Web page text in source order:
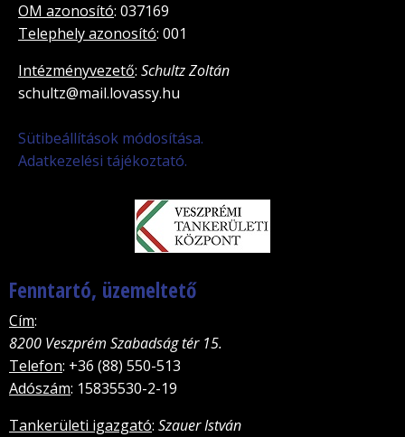
OM azonosító: 037169
Telephely azonosító: 001
Intézményvezető: Schultz Zoltán
schultz@mail.lovassy.hu
Sütibeállítások módosítása.
Adatkezelési tájékoztató.
Fenntartó, üzemeltető
Cím:
8200 Veszprém Szabadság tér 15.
Telefon: +36 (88) 550-513
Adószám: 15835530-2-19
Tankerületi igazgató: Szauer István